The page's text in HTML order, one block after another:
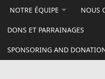
NOTRE ÉQUIPE NOUS
DONS ET PARRAINAGES
SPONSORING AND